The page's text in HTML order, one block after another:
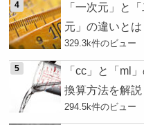
「一次元」と
元」の違いとは
329.3k件のビュー
「cc」と「ml
換算方法を解説
294.5k件のビュー